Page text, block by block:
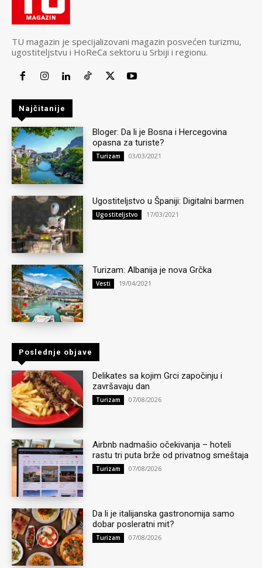
TU magazin je specijalizovani magazin posvećen turizmu,
ugostiteljstvu i HoReCa sektoru u Srbiji i regionu.
Najčitanije
Bloger: Da li je Bosna i Hercegovina
opasna za turiste?
Turizam 03/03/2021
Ugostiteljstvo u Španiji: Digitalni barmen
Ugostiteljstvo 17/03/2021
Turizam: Albanija je nova Grčka
Vesti 19/04/2021
Poslednje objave
Delikates sa kojim Grci započinju i
završavaju dan
Turizam 07/08/2026
Airbnb nadmašio očekivanja – hoteli
rastu tri puta brže od privatnog smeštaja
Turizam 07/08/2026
Da li je italijanska gastronomija samo
dobar posleratni mit?
Turizam 07/08/2026